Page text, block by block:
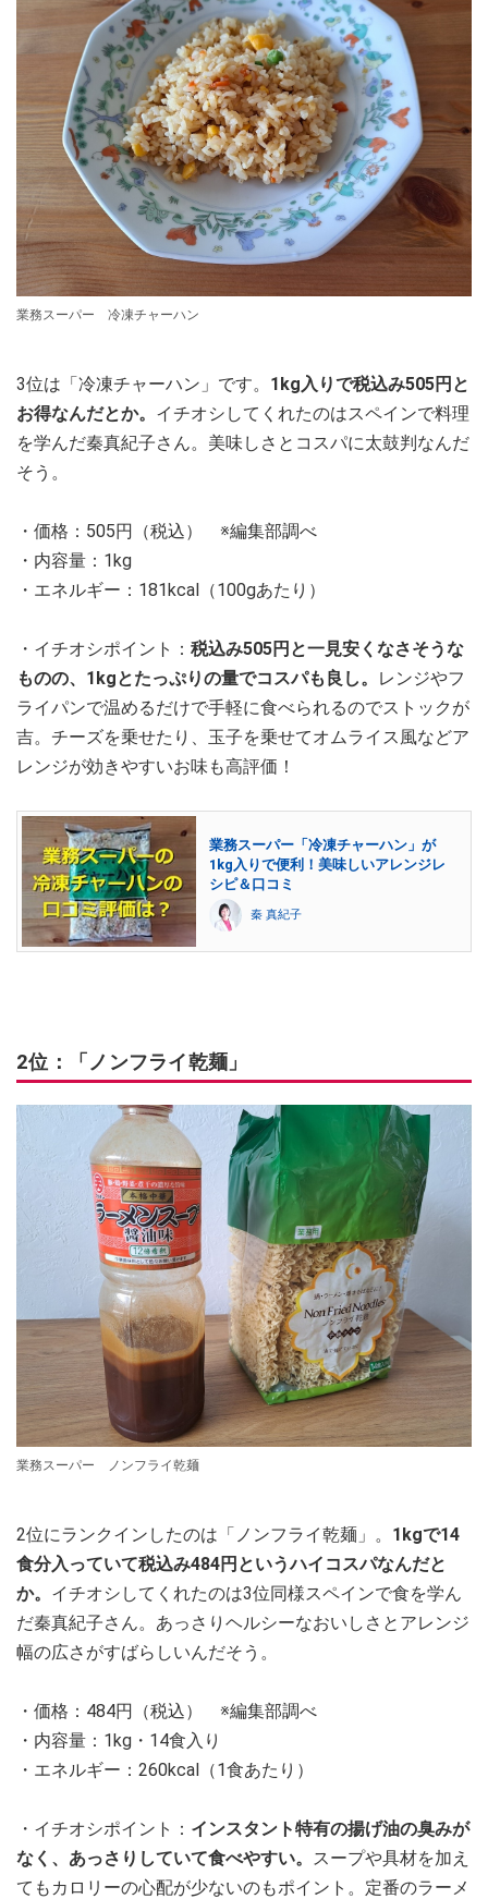
業務スーパー 冷凍チャーハン
3位は「冷凍チャーハン」です。 1kg入りで税込み505円と
お得なんだとか。 イチオシしてくれたのはスペインで料理
を学んだ秦真紀子さん。美味しさとコスパに太鼓判なんだ
そう。
・価格：505円（税込） ※編集部調べ
・内容量：1kg
・エネルギー：181kcal（100gあたり）
・イチオシポイント： 税込み505円と一見安くなさそうな
ものの、1kgとたっぷりの量でコスパも良し。
レンジやフ
ライパンで温めるだけで手軽に食べられるのでストックが
吉。チーズを乗せたり、玉子を乗せてオムライス風などア
レンジが効きやすいお味も高評価！
業務スーパー「冷凍チャーハン」が
1kg入りで便利！美味しいアレンジレ
シピ＆口コミ
秦 真紀子
2位：「ノンフライ乾麺」
業務スーパー ノンフライ乾麺
2位にランクインしたのは「ノンフライ乾麺」。 1kgで14
食分入っていて税込み484円というハイコスパなんだと
か。 イチオシしてくれたのは3位同様スペインで食を学ん
だ秦真紀子さん。あっさりヘルシーなおいしさとアレンジ
幅の広さがすばらしいんだそう。
・価格：484円（税込） ※編集部調べ
・内容量：1kg・14食入り
・エネルギー：260kcal（1食あたり）
・イチオシポイント： インスタント特有の揚げ油の臭みが
なく、あっさりしていて食べやすい。
スープや具材を加え
てもカロリーの心配が少ないのもポイント。定番のラーメ